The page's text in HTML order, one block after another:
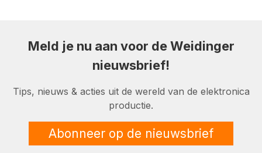
Meld je nu aan voor de Weidinger
nieuwsbrief!
Tips, nieuws & acties uit de wereld van de elektronica
productie.
Abonneer op de nieuwsbrief